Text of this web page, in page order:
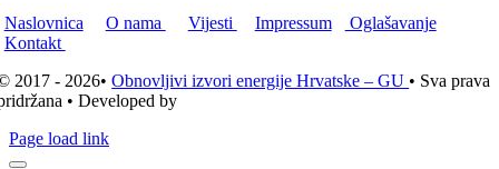
Naslovnica O nama Vijesti Impressum
Oglašavanje
Kontakt
2017 - 2026•Obnovljivi izvori energije Hrvatske – GU • Sva prava
• Developed by
Page load link